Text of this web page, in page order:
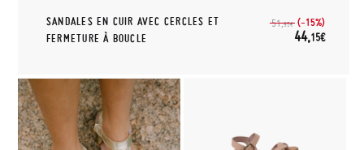
SANDALES EN CUIR AVEC CERCLES ET
FERMETURE À BOUCLE
51,95€ (-15%)
44,15€